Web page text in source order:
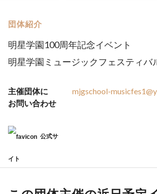
団体紹介
明星学園100周年記念イベント
明星学園ミュージックフェスティバ
主催団体に
お問い合わせ
mjgschool-
公式サ
イト